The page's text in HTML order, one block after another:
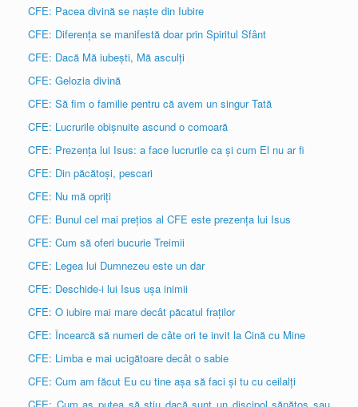
CFE: Pacea divină se naște din Iubire
CFE: Diferența se manifestă doar prin Spiritul Sfânt
CFE: Dacă Mă iubești, Mă asculți
CFE: Gelozia divină
CFE: Să fim o familie pentru că avem un singur Tată
CFE: Lucrurile obișnuite ascund o comoară
CFE: Prezența lui Isus: a face lucrurile ca și cum El nu ar fi
CFE: Din păcătoși, pescari
CFE: Nu mă opriți
CFE: Bunul cel mai prețios al CFE este prezența lui Isus
CFE: Cum să oferi bucurie Treimii
CFE: Legea lui Dumnezeu este un dar
CFE: Deschide-i lui Isus ușa inimii
CFE: O iubire mai mare decât păcatul fraților
CFE: Încearcă să numeri de câte ori te invit la Cină cu Mine
CFE: Limba e mai ucigătoare decât o sabie
CFE: Cum am făcut Eu cu tine așa să faci și tu cu ceilalți
CFE: Cum aș putea să știu dacă sunt un discipol sănătos sau